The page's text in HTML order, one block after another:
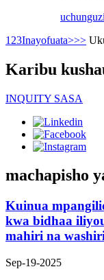
uchunguzi
1 23Inayofuata>>>
Karibu
INQUITY SASA
machapisho
Kuinua
kwa bidhaa
mahiri na
Sep-19-2025